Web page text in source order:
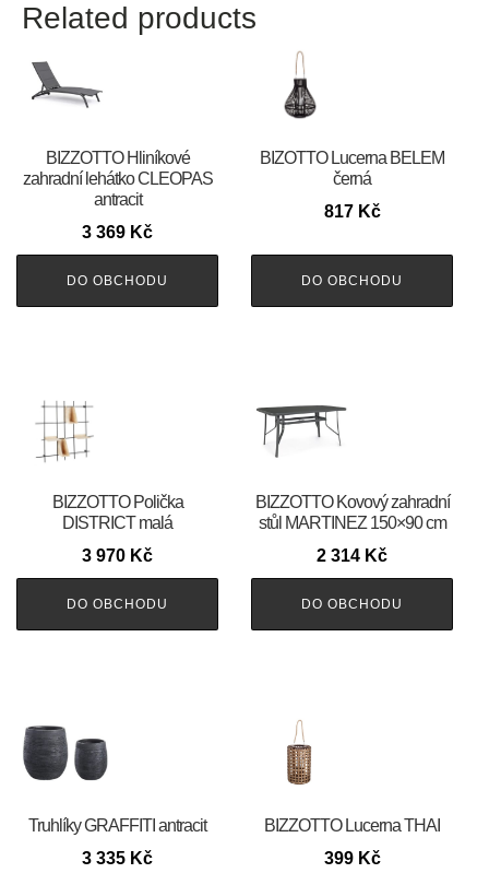
Related products
BIZZOTTO Hliníkové
zahradní lehátko CLEOPAS
antracit
3 369 Kč
DO OBCHODU
BIZOTTO Lucerna BELEM
černá
817 Kč
DO OBCHODU
BIZZOTTO Polička
DISTRICT malá
3 970 Kč
DO OBCHODU
BIZZOTTO Kovový zahradní
stůl MARTINEZ 150×90 cm
2 314 Kč
DO OBCHODU
Truhlíky GRAFFITI antracit
3 335 Kč
BIZZOTTO Lucerna THAI
399 Kč